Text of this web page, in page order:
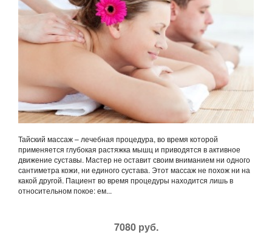
Тайский массаж – лечебная процедура, во время которой
применяется глубокая растяжка мышц и приводятся в активное
движение суставы. Мастер не оставит своим вниманием ни одного
сантиметра кожи, ни единого сустава. Этот массаж не похож ни на
какой другой. Пациент во время процедуры находится лишь в
относительном покое: ем...
7080 руб.